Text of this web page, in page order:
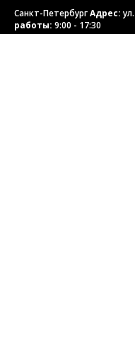
Санкт-ПетербургАдрес:
работы: 9:00 - 17:30